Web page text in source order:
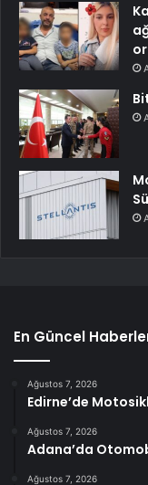
En Güncel
Ağustos 7, 2026
Edirne’de
Ağustos 7, 2026
Adana’da
Ağustos 7, 2026